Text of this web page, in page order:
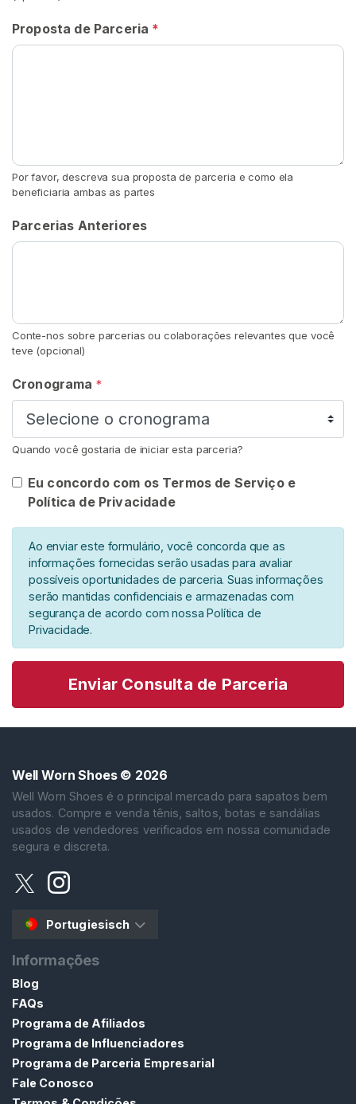
Proposta de Parceria *
Por favor, descreva sua proposta de parceria e como ela
beneficiaria ambas as partes
Parcerias Anteriores
Conte-nos sobre parcerias ou colaborações relevantes que você
teve (opcional)
Cronograma *
Quando você gostaria de iniciar esta parceria?
Eu concordo com os Termos de Serviço e
Política de Privacidade
Ao enviar este formulário, você concorda que as
informações fornecidas serão usadas para avaliar
possíveis oportunidades de parceria. Suas informações
serão mantidas confidenciais e armazenadas com
segurança de acordo com nossa Política de
Privacidade.
Enviar Consulta de Parceria
Well Worn Shoes© 2026
Well Worn Shoes é o principal mercado para sapatos bem
usados. Compre e venda tênis, saltos, botas e sandálias
usados de vendedores verificados em nossa comunidade
segura e discreta.
Portugiesisch
Informações
Blog
FAQs
Programa de Afiliados
Programa de Influenciadores
Programa de Parceria Empresarial
Fale Conosco
s
t
d
é
n
s
G
a
s
t
o
s
S
a
n
d
i
a
n
e
l
o
s
G
a
t
o
s
B
o
t
a
s
G